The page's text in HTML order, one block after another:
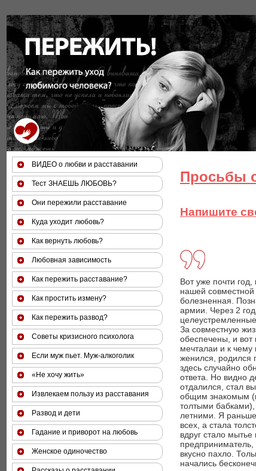
За 50 минут Вы можете оценить тяжесть
Просьбы
Напишите
Вот уже почти
нашей
болезненная.
армии. Через 2
За совместную
обеспечены, и вот
мечталаи и к чему
женился, родился
здесь случайно
ответа. Но видно
отдалился, стал
общим знакомым
толтыми бабками),
летними. Я
всех, а стала
вдруг стало
предприниматель,
вкусно пахло.
начались
ВИДЕО о любви и расставании
Тест ЗНАЕШЬ ЛЮБОВЬ?
Они пережили расставание
Куда уходит любовь?
Как вернуть любовь?
Любовная зависимость
Как пережить расставание?
Как простить измену?
Как пережить развод?
Советы кризисного психолога
Если муж пьет. Муж-алкоголик
«Не хочу жить»
Извлекаем пользу из расставания
Развод и дети
Гадание и приворот на любовь
Женское одиночество